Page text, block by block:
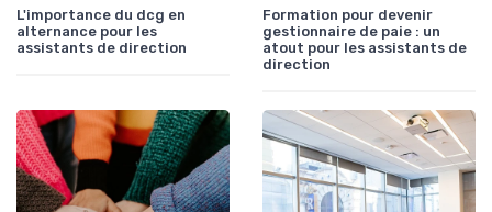
L'importance du dcg en
alternance pour les
assistants de direction
Formation pour devenir
gestionnaire de paie : un
atout pour les assistants de
direction